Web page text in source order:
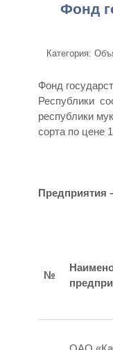
Фонд
Категория:
Фонд
Республики
республики
сорта по цене
Предприятия
№